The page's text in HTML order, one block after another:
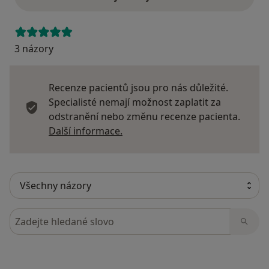
3 názory
Recenze pacientů jsou pro nás důležité.
Specialisté nemají možnost zaplatit za
odstranění nebo změnu recenze pacienta.
Další informace.
Hledejte v názorech